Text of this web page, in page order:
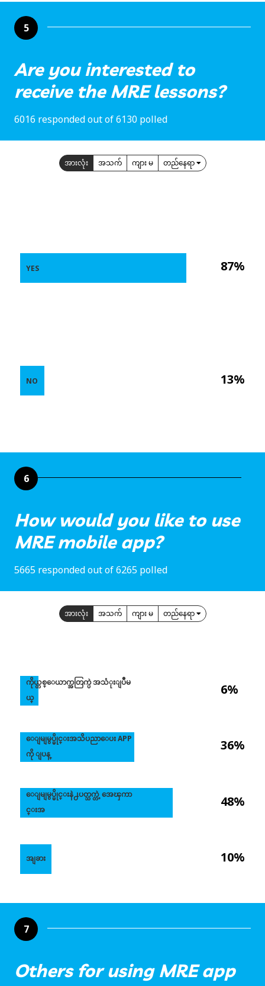
5
Are you interested to
receive the MRE lessons?
6016 responded out of 6130 polled
အားလုံး အသက် ကျား မ တည်နေရာ
87%
13%
YES
NO
6
How would you like to use
MRE mobile app?
5665 responded out of 6265 polled
အားလုံး အသက် ကျား မ တည်နေရာ
6%
36%
48%
10%
ကိုယ္တစ္ေယာက္အတြက္ပဲ အသံုးျပဳမ
ယ္
ေျမျမွပ္မိုင္းအသိပညာေပး APP
ကို ျပန္
ေျမျမွပ္မိုင္းနဲ႕ပတ္သက္တဲ့ အေၾကာ
င္းအ
အျခား
7
Others for using MRE app